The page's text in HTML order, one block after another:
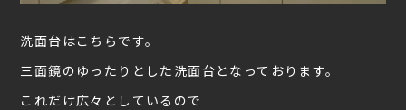
洗面台はこちらです。
三面鏡のゆったりとした洗面台となっております。
これだけ広々としているので